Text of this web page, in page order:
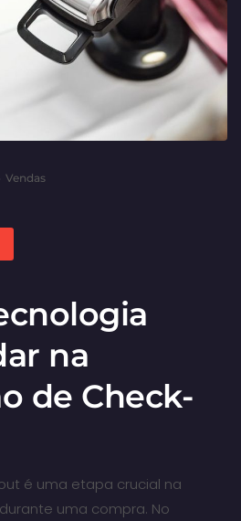
Vendas
na
de Check-
é uma etapa crucial na
uma compra. No